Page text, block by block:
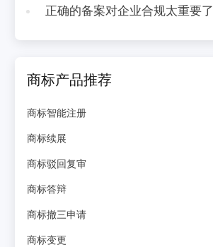
正确的备案对企业合规太重要了
商标产品推荐
商标智能注册
商标续展
商标驳回复审
商标答辩
商标撤三申请
商标变更